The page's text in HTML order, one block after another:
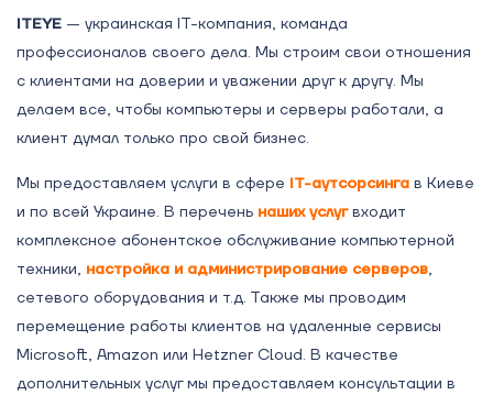
ITEYE — украинская IT-компания, команда
профессионалов своего дела. Мы строим свои отношения
с клиентами на доверии и уважении друг к другу. Мы
делаем все, чтобы компьютеры и серверы работали, а
клиент думал только про свой бизнес.
Мы предоставляем услуги в сфере IT-аутсорсинга в Киеве
и по всей Украине. В перечень наших услугвходит
комплексное абонентское обслуживание компьютерной
техники, настройка и администрирование серверов,
сетевого оборудования и т.д. Также мы проводим
перемещение работы клиентов на удаленные сервисы
Microsoft, Amazon или Hetzner Cloud. В качестве
дополнительных услуг мы предоставляем консультации в